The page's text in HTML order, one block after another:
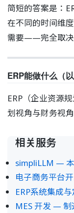
简短的答案是：
在不同的时间维
需要——完全取决
ERP能做什么（
ERP（企业资源
划视角与财务视角
相关服务
simpliLLM —
电子商务平台
ERP系统集成
MES 开发 —